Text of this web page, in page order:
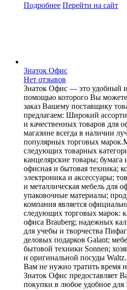
Подробнее Перейти на сайт
Знаток Офис
Нет отзывов
Знаток Офис — это удобный
помощью которого Вы можете
заказ Вашему поставщику
предлагаем: Широкий
и качественных товаров для
магазине всегда в наличии
популярных торговых
следующих товарных
канцелярские товары;
офисная и бытовая техника;
электроника и аксессуары;
и металлическая мебель для
упаковочные материалы;
компания является
следующих торговых марок:
офиса Brauberg; надежных
для учебы и творчества
деловых подарков Galant;
бытовой техники Sonnen;
и оригинальной посуды
Вам не нужно тратить время
Знаток Офис предоставляет
покупки в любое удобное для